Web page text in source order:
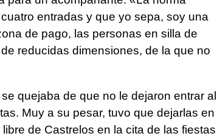
entradas y que yo sepa, soy una
de pago, las personas en silla de
reducidas dimensiones, de la que no
quejaba de que no le dejaron entrar al
Muy a su pesar, tuvo que dejarlas en
de Castrelos en la cita de las fiestas